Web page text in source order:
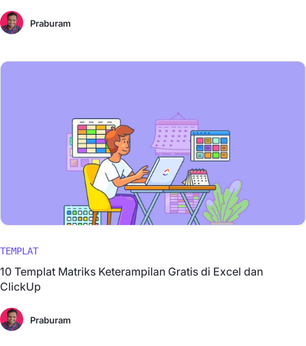
Praburam
TEMPLAT
10 Templat Matriks Keterampilan Gratis di Excel dan
ClickUp
Praburam